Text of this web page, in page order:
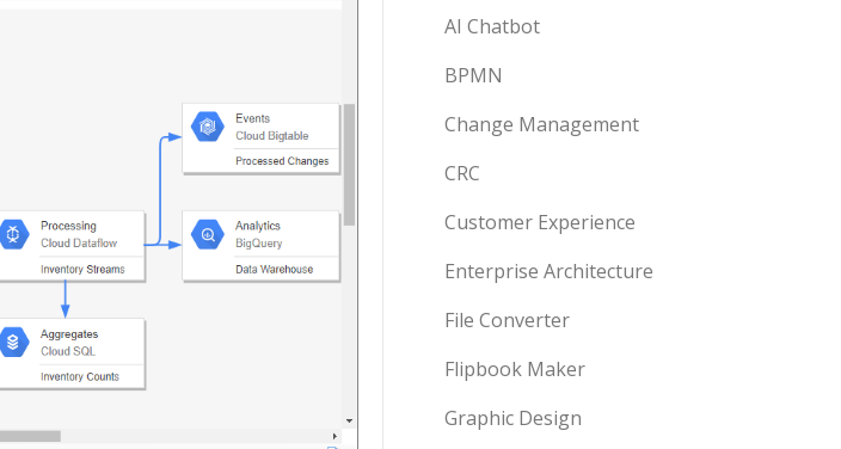
AI Chatbot
BPMN
Change Management
CRC
Customer Experience
Enterprise Architecture
File Converter
Flipbook Maker
Graphic Design